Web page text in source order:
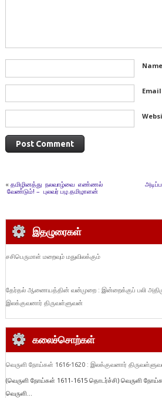
Name
Email
« தமிழினத்து நலவாழ்வை எண்ணல்
வேண்டும்! – புலவர் பழ.தமிழாளன்
இதழுரைகள்
சசிபெருமாள் மறைவும் மதுவிலக்கும்
தேர்தல் ஆணையத்தின் வன்முறை : இன்றைக்குப் பலி
இலக்குவனார் திருவள்ளுவன்
கலைச்சொற்கள்
வெருளி நோய்கள் 1616-1620 : இலக்குவனார்
(வெருளி நோய்கள் 1611-1615 தொடர்ச்சி) வெருளி
வெருளி...